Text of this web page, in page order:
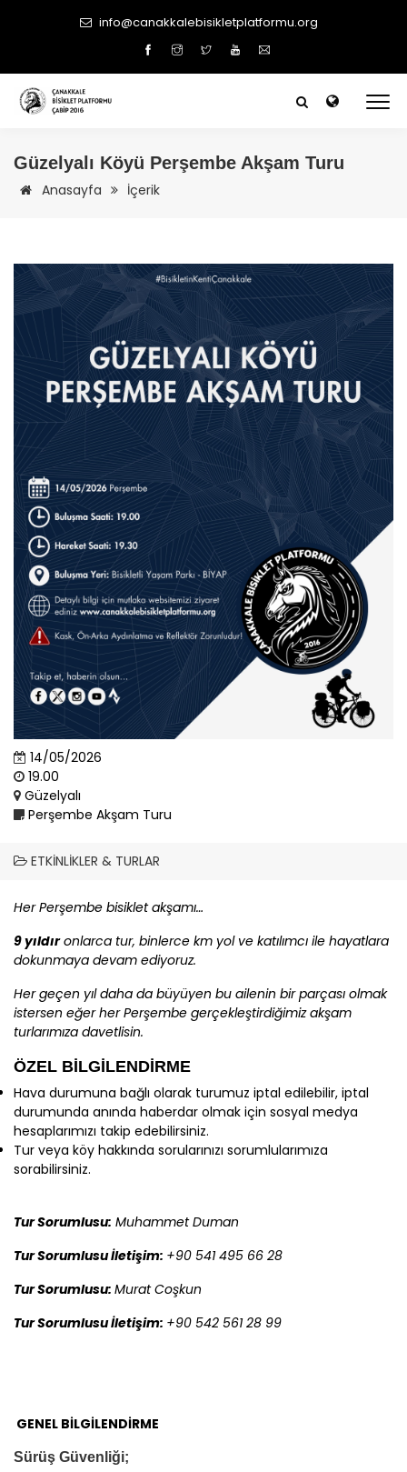
info@canakkalebisikletplatformu.org
Güzelyalı Köyü Perşembe Akşam Turu
Anasayfa İçerik
14/05/2026
19.00
Güzelyalı
Perşembe Akşam Turu
ETKINLIKLER & TURLAR
Her Perşembe bisiklet akşamı…
9 yıldıronlarca tur, binlerce km yol ve katılımcı ile hayatlara
dokunmaya devam ediyoruz.
Her geçen yıl daha da büyüyen bu ailenin bir parçası olmak
istersen eğer her Perşembe gerçekleştirdiğimiz akşam
turlarımıza davetlisin.
ÖZEL BİLGİLENDİRME
Hava durumuna bağlı olarak turumuz iptal edilebilir, iptal
durumunda anında haberdar olmak için sosyal medya
hesaplarımızı takip edebilirsiniz.
Tur veya köy hakkında sorularınızı sorumlularımıza
sorabilirsiniz.
Tur Sorumlusu: Muhammet Duman
Tur Sorumlusu İletişim: +90 541 495 66 28
Tur Sorumlusu: Murat Coşkun
Tur Sorumlusu İletişim: +90 542 561 28 99
GENEL BİLGİLENDİRME
Sürüş Güvenliği;